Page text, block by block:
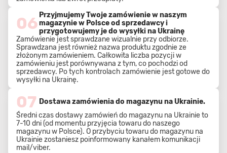
06 Przyjmujemy Twoje zamówienie w naszym
magazynie w Polsce od sprzedawcy i
przygotowujemy je do wysyłki na Ukrainę
Zamówienie jest sprawdzane wizualnie przy odbiorze.
Sprawdzana jest również nazwa produktu zgodnie ze
złożonym zamówieniem. Całkowita liczba pozycji w
zamówieniu jest porównywana z tym, co pochodzi od
sprzedawcy. Po tych kontrolach zamówienie jest gotowe do
wysyłki na Ukrainę.
07 Dostawa zamówienia do magazynu na Ukrainie.
Średni czas dostawy zamówień do magazynu na Ukrainie to
7-10 dni (od momentu przyjęcia towaru do naszego
magazynu w Polsce). O przybyciu towaru do magazynu na
Ukrainie zostaniesz poinformowany kanałem komunikacji
mail/viber.